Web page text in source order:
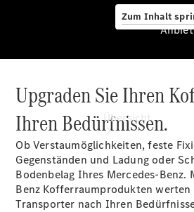
Zum Inhalt
Anbieter
Übersicht
Upgraden Sie Ihren
Ihren Bedürfnissen.
Ob Verstaumöglichkeiten, feste
Gegenständen und Ladung oder
Bodenbelag Ihres Mercedes-Benz.
Benz Kofferraumprodukten werten
Transporter nach Ihren